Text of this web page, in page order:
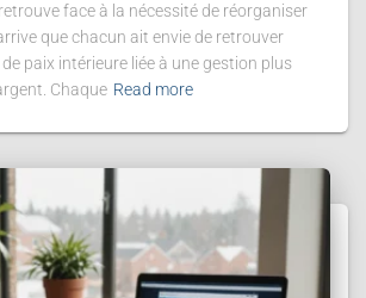
face à la nécessité de réorganiser
que chacun ait envie de retrouver
paix intérieure liée à une gestion plus
Chaque Read more